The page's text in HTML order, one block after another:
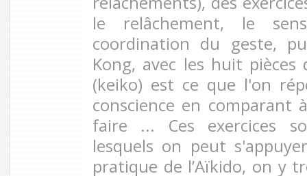
le relâchement, le
coordination du geste,
Kong, avec les huit pièces
(keiko) est ce que l'on
conscience en comparant
faire ... Ces exercices
lesquels on peut
pratique de l’Aïkido, on y